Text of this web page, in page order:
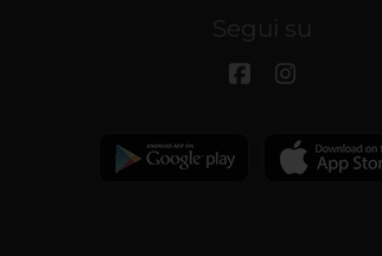
Segui su